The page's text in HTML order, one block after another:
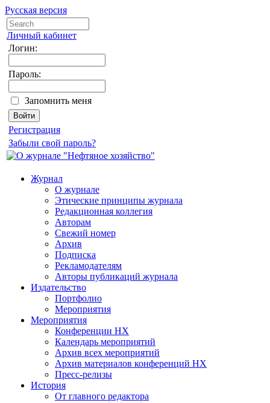
Русская версия
Личный кабинет
Логин:
Пароль:
Запомнить меня
Регистрация
Забыли свой пароль?
Журнал
О журнале
Этические принципы журнала
Редакционная коллегия
Авторам
Свежий номер
Архив
Подписка
Рекламодателям
Авторы публикаций журнала
Издательство
Портфолио
Мероприятия
Мероприятия
Конференции НХ
Календарь мероприятий
Архив всех мероприятий
Архив материалов конференций НХ
Пресс-релизы
История
От главного редактора